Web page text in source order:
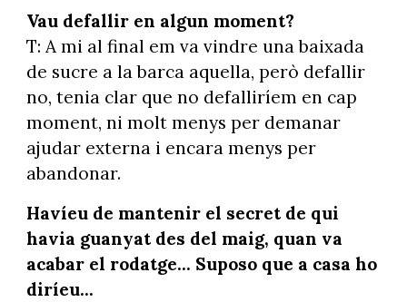
Vau defallir en algun moment?
T: A mi al final em va vindre una baixada
de sucre a la barca aquella, però defallir
no, tenia clar que no defalliríem en cap
moment, ni molt menys per demanar
ajudar externa i encara menys per
abandonar.
Havíeu de mantenir el secret de qui
havia guanyat des del maig, quan va
acabar el rodatge... Suposo que a casa ho
diríeu...